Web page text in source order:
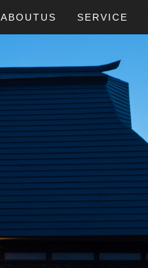
ABOUTUS SERVICE